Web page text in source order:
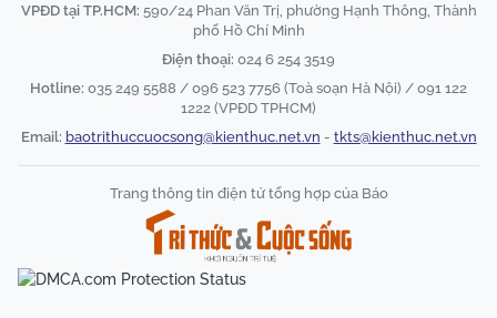
VPĐD tại TP.HCM: 590/24 Phan Văn Trị, phường Hạnh Thông, Thành
phố Hồ Chí Minh
Điện thoại: 024 6 254 3519
Hotline: 035 249 5588 / 096 523 7756 (Toà soạn Hà Nội) / 091 122
1222 (VPĐD TPHCM)
Email: baotrithuccuocsong@kienthuc.net.vn - tkts@kienthuc.net.vn
Trang thông tin điện tử tổng hợp của Báo